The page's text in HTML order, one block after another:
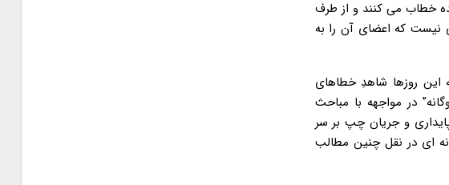
خطاب می کنند و از طرف
نیست که اعضای آن را به
این روزها شاهدِ خطاهای
در مواجهه با مباحث
و جریان چپ بر سر
ای در نقل چنین مطالب